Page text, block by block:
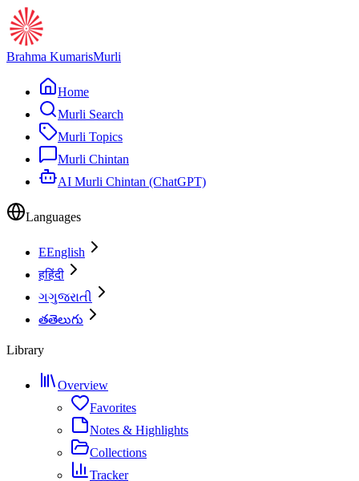
Brahma KumarisMurli
Home
Murli Search
Murli Topics
Murli Chintan
AI Murli Chintan (ChatGPT)
Languages
EEnglish
हहिंदी
ગગુજરાતી
తతెలుగు
Library
Overview
Favorites
Notes & Highlights
Collections
Tracker